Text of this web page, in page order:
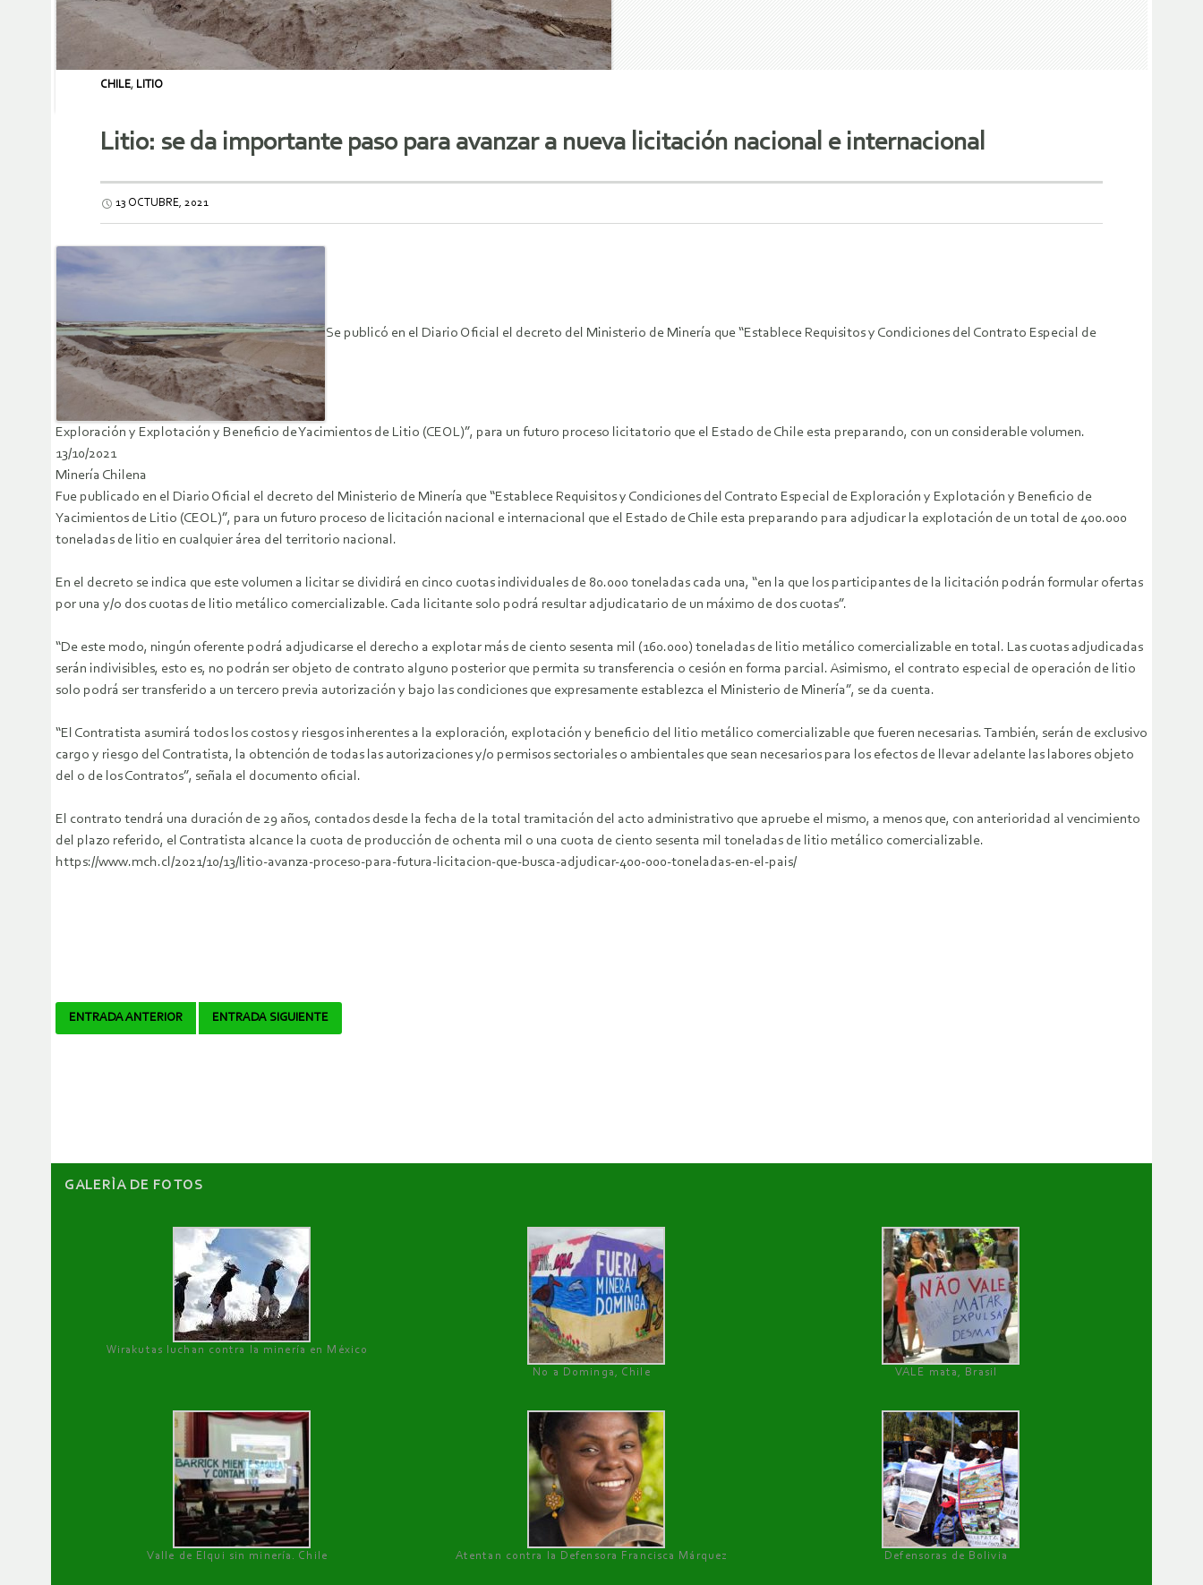
CHILE, LITIO
Litio: se da importante paso para avanzar a nueva licitación nacional e internacional
13 OCTUBRE, 2021
Se publicó en el Diario Oficial el decreto del Ministerio de Minería que “Establece Requisitos y Condiciones del Contrato Especial de
Exploración y Explotación y Beneficio de Yacimientos de Litio (CEOL)”, para un futuro proceso licitatorio que el Estado de Chile esta preparando, con un considerable volumen.
13/10/2021
Minería Chilena
Fue publicado en el Diario Oficial el decreto del Ministerio de Minería que “Establece Requisitos y Condiciones del Contrato Especial de Exploración y Explotación y Beneficio de
Yacimientos de Litio (CEOL)”, para un futuro proceso de licitación nacional e internacional que el Estado de Chile esta preparando para adjudicar la explotación de un total de 400.000
toneladas de litio en cualquier área del territorio nacional.
En el decreto se indica que este volumen a licitar se dividirá en cinco cuotas individuales de 80.000 toneladas cada una, “en la que los participantes de la licitación podrán formular ofertas
por una y/o dos cuotas de litio metálico comercializable. Cada licitante solo podrá resultar adjudicatario de un máximo de dos cuotas”.
“De este modo, ningún oferente podrá adjudicarse el derecho a explotar más de ciento sesenta mil (160.000) toneladas de litio metálico comercializable en total. Las cuotas adjudicadas
serán indivisibles, esto es, no podrán ser objeto de contrato alguno posterior que permita su transferencia o cesión en forma parcial. Asimismo, el contrato especial de operación de litio
solo podrá ser transferido a un tercero previa autorización y bajo las condiciones que expresamente establezca el Ministerio de Minería”, se da cuenta.
“El Contratista asumirá todos los costos y riesgos inherentes a la exploración, explotación y beneficio del litio metálico comercializable que fueren necesarias. También, serán de exclusivo
cargo y riesgo del Contratista, la obtención de todas las autorizaciones y/o permisos sectoriales o ambientales que sean necesarios para los efectos de llevar adelante las labores objeto
del o de los Contratos”, señala el documento oficial.
El contrato tendrá una duración de 29 años, contados desde la fecha de la total tramitación del acto administrativo que apruebe el mismo, a menos que, con anterioridad al vencimiento
del plazo referido, el Contratista alcance la cuota de producción de ochenta mil o una cuota de ciento sesenta mil toneladas de litio metálico comercializable.
https://www.mch.cl/2021/10/13/litio-avanza-proceso-para-futura-licitacion-que-busca-adjudicar-400-000-toneladas-en-el-pais/
Navegador
ENTRADA ANTERIOR ENTRADA SIGUIENTE
GALERÌA DE FOTOS
Wirakutas luchan contra la minería en México
No a Dominga, Chile
VALE mata, Brasil
Valle de Elqui sin minería. Chile Atentan contra la Defensora Francisca Márquez Defensoras de Bolivia